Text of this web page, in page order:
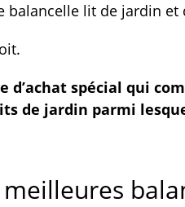
balancelle lit de jardin
d’achat spécial qui
de jardin parmi